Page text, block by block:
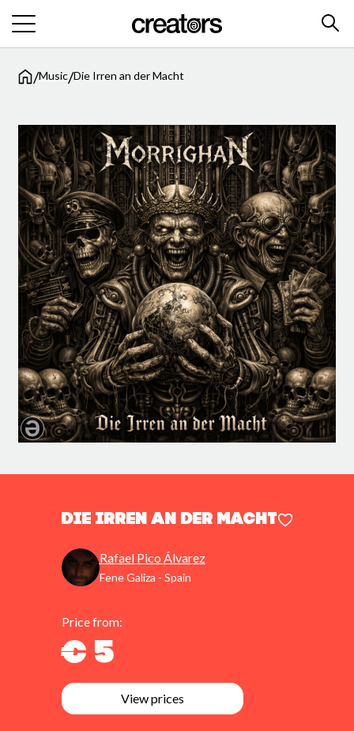
/Music/Die Irren an der Macht
Die Irren an der Macht
Rafael Pico Álvarez
Fene Galiza - Spain
Price from:
€ 5
View prices